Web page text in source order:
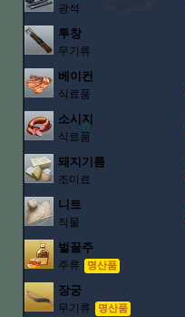
광석
투창
무기류
베이컨
식료품
소시지
식료품
돼지기름
조미료
니트
직물
벌꿀주
주류 명산품
장궁
무기류 명산품